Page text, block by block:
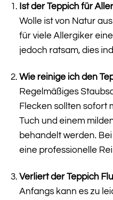
Ist der Teppich für
Wolle ist von Natur
für viele Allergiker
jedoch ratsam, dies
Wie reinige ich den
Regelmäßiges
Flecken sollten sofort
Tuch und einem
behandelt werden.
eine professionelle
Verliert der Teppich
Anfangs kann es zu